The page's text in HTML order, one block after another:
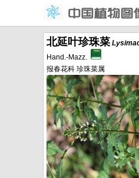
北延叶珍珠菜
Hand.-Mazz.
报春花科 珍珠菜属